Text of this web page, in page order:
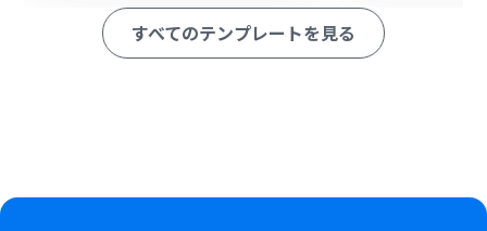
■このワークフローのカスタムポイント
Outlookのメール送信アクションでは、通知するメールの
こともできます。
すべてのテンプレートを見る